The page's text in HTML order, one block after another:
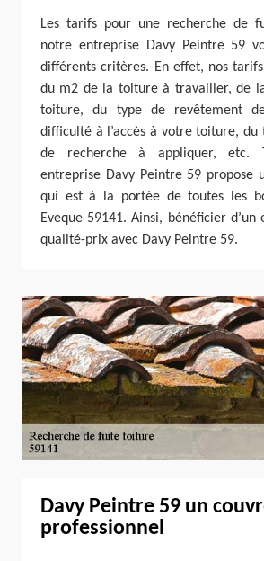
Les tarifs pour une recherche de
notre entreprise Davy Peintre 59
différents critères. En effet, nos
du m2 de la toiture à travailler, de
toiture, du type de revêtement
difficulté à l’accès à votre toiture, du
de recherche à appliquer, etc.
entreprise Davy Peintre 59 propose
qui est à la portée de toutes les
Eveque 59141. Ainsi, bénéficier
qualité-prix avec Davy Peintre 59.
Davy Peintre 59 un
professionnel